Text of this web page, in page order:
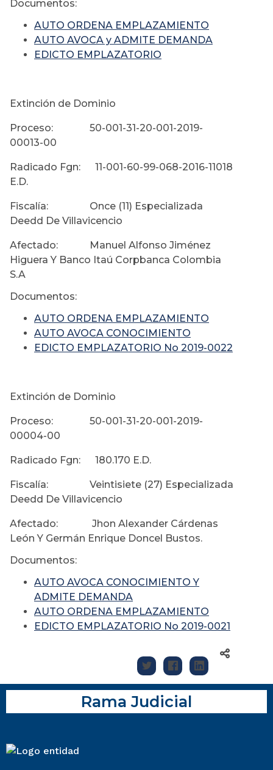
Documentos:
AUTO ORDENA EMPLAZAMIENTO
AUTO AVOCA y ADMITE DEMANDA
EDICTO EMPLAZATORIO
Extinción de Dominio
Proceso: 50-001-31-20-001-2019-
00013-00
Radicado Fgn: 11-001-60-99-068-2016-11018
E.D.
Fiscalía: Once (11) Especializada
Deedd De Villavicencio
Afectado: Manuel Alfonso Jiménez
Higuera Y Banco Itaú Corpbanca Colombia
S.A
Documentos:
AUTO ORDENA EMPLAZAMIENTO
AUTO AVOCA CONOCIMIENTO
EDICTO EMPLAZATORIO No 2019-0022
Extinción de Dominio
Proceso: 50-001-31-20-001-2019-
00004-00
Radicado Fgn: 180.170 E.D.
Fiscalía: Veintisiete (27) Especializada
Deedd De Villavicencio
Afectado: Jhon Alexander Cárdenas
León Y Germán Enrique Doncel Bustos.
Documentos:
AUTO AVOCA CONOCIMIENTO Y
ADMITE DEMANDA
AUTO ORDENA EMPLAZAMIENTO
EDICTO EMPLAZATORIO No 2019-0021
Rama Judicial